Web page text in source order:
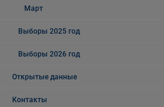
Март
Выборы 2025 год
Выборы 2026 год
Открытые данные
Контакты